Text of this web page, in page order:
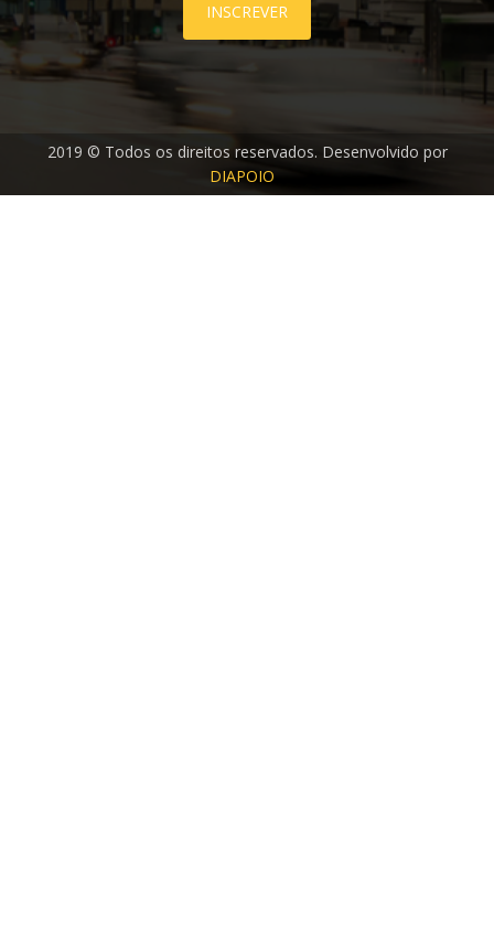
INSCREVER
2019 © Todos os direitos reservados. Desenvolvido por
DIAPOIO